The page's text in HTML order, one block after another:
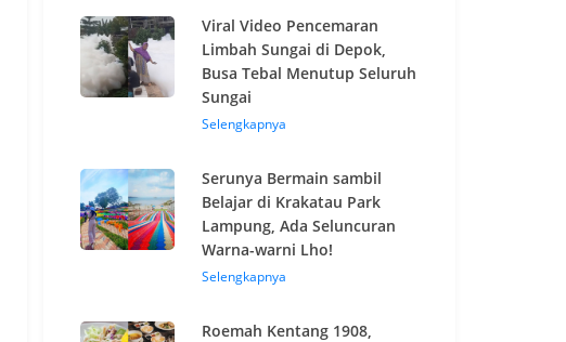
Viral Video Pencemaran
Limbah Sungai di Depok,
Busa Tebal Menutup Seluruh
Sungai
Selengkapnya
Serunya Bermain sambil
Belajar di Krakatau Park
Lampung, Ada Seluncuran
Warna-warni Lho!
Selengkapnya
Roemah Kentang 1908,